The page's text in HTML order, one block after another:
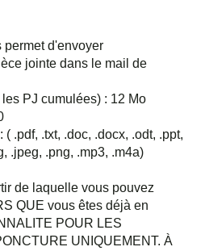
permet d'envoyer
jointe dans le mail de
PJ cumulées) : 12 Mo
.pdf, .txt, .doc, .docx, .odt, .ppt,
.jpeg, .png, .mp3, .m4a)
de laquelle vous pouvez
QUE vous êtes déjà en
POUR LES
UNIQUEMENT. À